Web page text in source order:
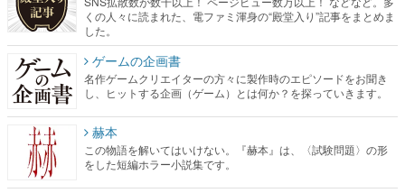
くの人々に読まれた、電ファミ渾身の“殿堂入り”記事をまとめま
した。
ゲームの企画書
名作ゲームクリエイターの方々に製作時のエピソードをお聞き
し、ヒットする企画（ゲーム）とは何か？を探っていきます。
赫本
この物語を解いてはいけない。『赫本』は、〈試験問題〉の形
をした短編ホラー小説集です。